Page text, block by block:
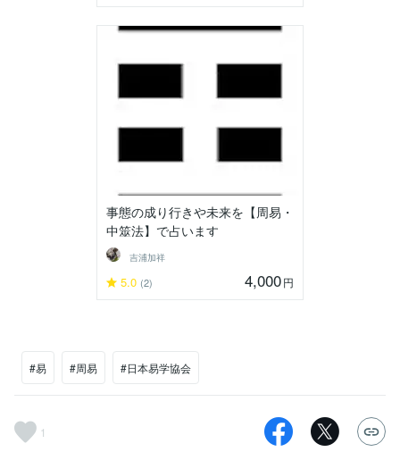
事態の成り行きや未来を【周易・
中筮法】で占います
吉浦加祥
5.0 (2) 4,000円
#易 #周易 #日本易学協会
1